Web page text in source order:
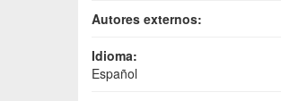
Autores externos:
Idioma:
Español